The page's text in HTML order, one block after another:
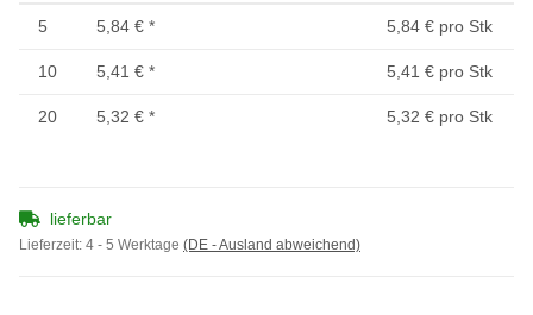
5 5,84 € * 5,84 € pro Stk
10 5,41 € * 5,41 € pro Stk
20 5,32 € * 5,32 € pro Stk
lieferbar
Lieferzeit: 4 - 5 Werktage (DE - Ausland abweichend)